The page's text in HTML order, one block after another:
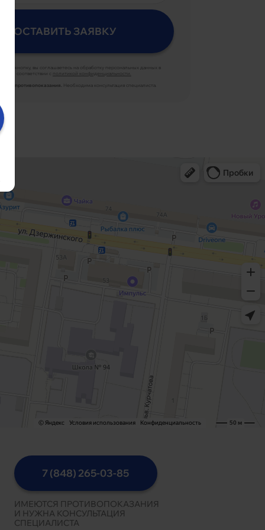
на кнопку, вы соглашаетесь на обработку персональных данных в
соответствии с
политикой конфиденциальности.
противопоказания.
Необходима консультация специалиста.
7 (848) 265-03-85
ИМЕЮТСЯ ПРОТИВОПОКАЗАНИЯ
И НУЖНА КОНСУЛЬТАЦИЯ
СПЕЦИАЛИСТА